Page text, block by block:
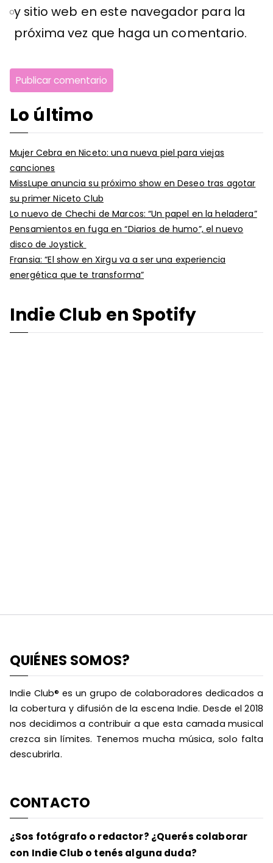
y sitio web en este navegador para la
próxima vez que haga un comentario.
Lo último
Mujer Cebra en Niceto: una nueva piel para viejas
canciones
MissLupe anuncia su próximo show en Deseo tras agotar
su primer Niceto Club
Lo nuevo de Chechi de Marcos: “Un papel en la heladera”
Pensamientos en fuga en “Diarios de humo”, el nuevo
disco de Joystick
Fransia: “El show en Xirgu va a ser una experiencia
energética que te transforma”
Indie Club en Spotify
QUIÉNES SOMOS?
Indie Club® es un grupo de colaboradores dedicados a
la cobertura y difusión de la escena Indie. Desde el 2018
nos decidimos a contribuir a que esta camada musical
crezca sin límites. Tenemos mucha música, solo falta
descubrirla.
CONTACTO
¿Sos fotógrafo o redactor? ¿Querés colaborar
con Indie Club o tenés alguna duda?